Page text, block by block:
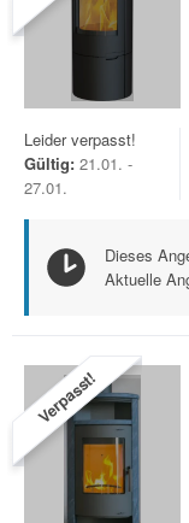
Leider verpasst!
Gültig: 21.01. -
27.01.
Dieses
Aktuelle
Verpasst!